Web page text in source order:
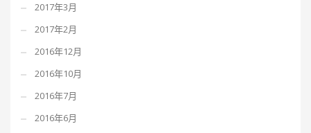
2017年3月
2017年2月
2016年12月
2016年10月
2016年7月
2016年6月